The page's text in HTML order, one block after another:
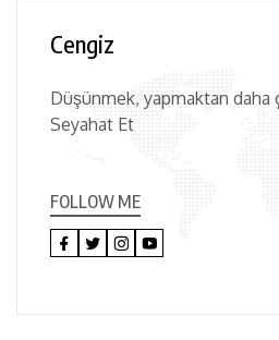
Cengiz
Düşünmek, yapmaktan daha
Seyahat Et
FOLLOW ME